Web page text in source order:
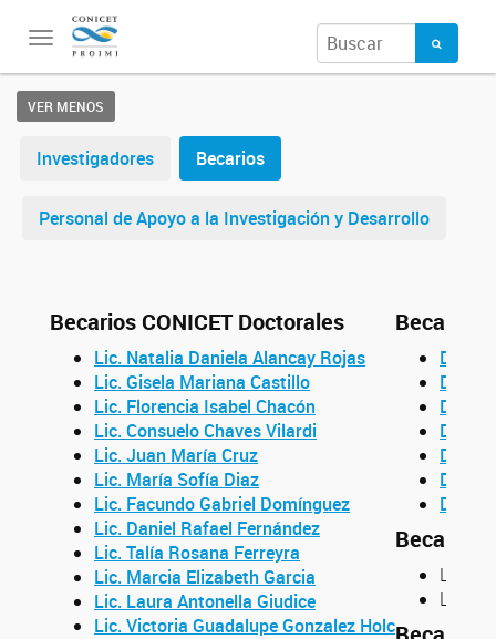
Toggle
navigation
VER MENOS
Investigadores Becarios
Personal de Apoyo a la Investigación y Desarrollo
Becarios CONICET Doctorales
Lic. Natalia Daniela Alancay Rojas
Lic. Gisela Mariana Castillo
Lic. Florencia Isabel Chacón
Lic. Consuelo Chaves Vilardi
Lic. Juan María Cruz
Lic. María Sofía Diaz
Lic. Facundo Gabriel Domínguez
Lic. Daniel Rafael Fernández
Lic. Talía Rosana Ferreyra
Lic. Marcia Elizabeth Garcia
Lic. Laura Antonella Giudice
Lic. Victoria Guadalupe Gonzalez Holc
Becarios
Dra.
Dr.
Dra.
Dra.
Dra.
Dra.
Dr.
Becarios
Lic.
Lic.